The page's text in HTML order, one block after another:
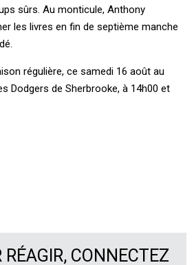
sûrs. Au monticule, Anthony
les livres en fin de septième manche
régulière, ce samedi 16 août au
Dodgers de Sherbrooke, à 14h00 et
RÉAGIR, CONNECTEZ